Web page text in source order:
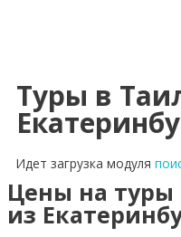
Туры в
Идет загрузка модуля
Цены на туры
из